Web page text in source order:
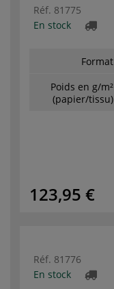
Réf. 81775
En stock
Format
Poids en g/m²
(papier/tissu)
123,95 €
Réf. 81776
En stock